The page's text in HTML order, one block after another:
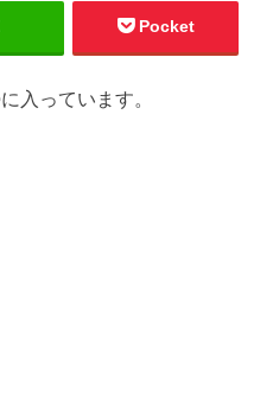
Pocket
入っています。